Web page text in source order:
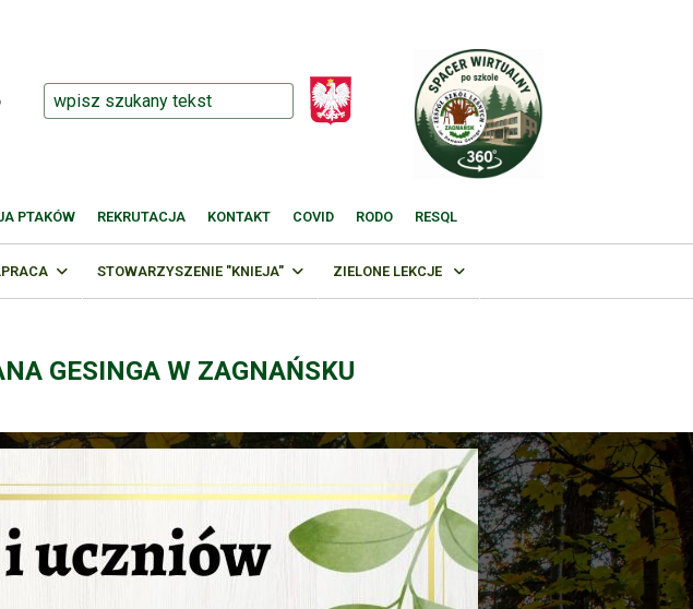
PTAKÓW REKRUTACJA KONTAKT COVID RODO RESQL
STOWARZYSZENIE "KNIEJA" ZIELONE LEKCJE
GESINGA W ZAGNAŃSKU